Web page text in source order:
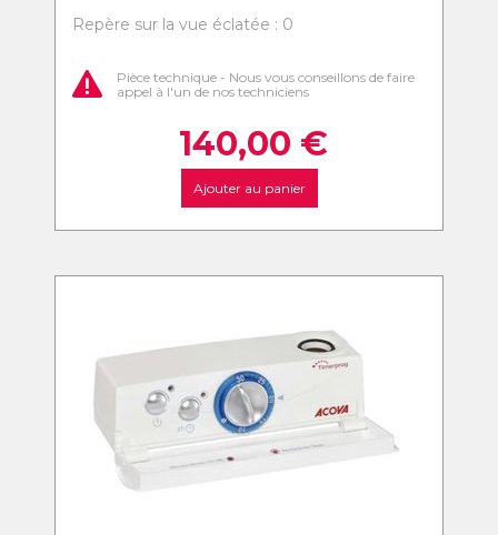
Repère sur la vue éclatée : 0
Pièce technique - Nous vous conseillons de faire
appel à l'un de nos techniciens
140,00 €
Ajouter au panier